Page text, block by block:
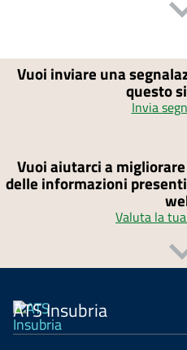
Vuoi inviare una
questo
Invia
Vuoi aiutarci a
delle informazioni
Valuta la
ATS Insubria